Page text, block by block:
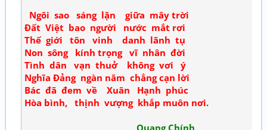
Ngôi sao sáng lặn giữa mây trời
Đất Việt bao người nước mắt rơi
Thế giới tôn vinh danh lãnh tụ
Non sông kính trọng vĩ nhân đời
Tình dân vạn thuở không vơi ý
Nghĩa Đảng ngàn năm chẳng cạn lời
Bác đã đem về Xuân Hạnh phúc
Hòa bình, thịnh vượng khắp muôn nơi.
Quang Chính